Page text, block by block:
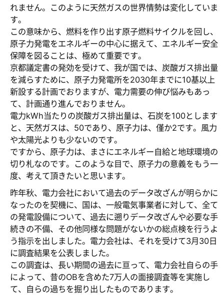
れません。このように天然ガスの世界情勢は変化していま
す。
この意味から、燃料を作り出す原子燃料サイクルを回し、
原子力発電をエネルギーの中心に据えて、エネルギー安全
保障を図ることは、極めて重要です。
京都議定書の発効を受けて、我が国では、炭酸ガス排出量
を減らすために、原子力発電所を2030年までに10基以上
新設する計画でおりますが、電力需要の伸び悩みもあっ
て、計画通り進んでおりません。
電力kWh当たりの炭酸ガス排出量は、石炭を100とします
と、天然ガスは、50であり、原子力は、僅か2です。風力
や太陽光よりも少ないのです。
ですから、原子力は、まさにエネルギー自給と地球環境の
切り札なのです。このような目で、原子力の意義をもう一
度、考えて頂きたいと思います。
昨年秋、電力会社において過去のデータ改ざんが明らかに
なったのを契機に、国は、一般電気事業者に対して、全て
の発電設備について、過去に遡りデータ改ざんや必要な手
続きの不備、その他同様な問題がないかの総点検を行うよ
う指示を出しました。電力会社は、それを受けて3月30日
に調査結果を公表しました。
この調査は、長い期間の過去に亘って、電力会社自らの手
によって、昔のOBを含めた7万人の面接調査等を実施し
て、自らの過ちを掘り出したものであります。